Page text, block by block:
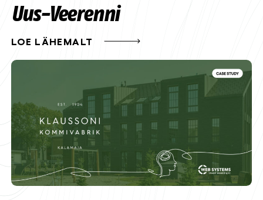
Uus-Veerenni
LOE LÄHEMALT